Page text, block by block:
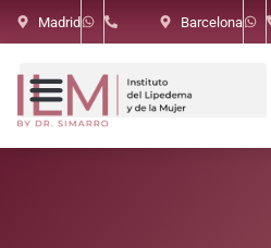
Madrid Barcelona